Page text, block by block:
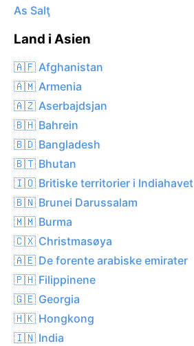
As Salţ
Land i Asien
🇦🇫 Afghanistan
🇦🇲 Armenia
🇦🇿 Aserbajdsjan
🇧🇭 Bahrein
🇧🇩 Bangladesh
🇧🇹 Bhutan
🇮🇴 Britiske territorier i Indiahavet
🇧🇳 Brunei Darussalam
🇲🇲 Burma
🇨🇽 Christmasøya
🇦🇪 De forente arabiske emirater
🇵🇭 Filippinene
🇬🇪 Georgia
🇭🇰 Hongkong
🇮🇳 India